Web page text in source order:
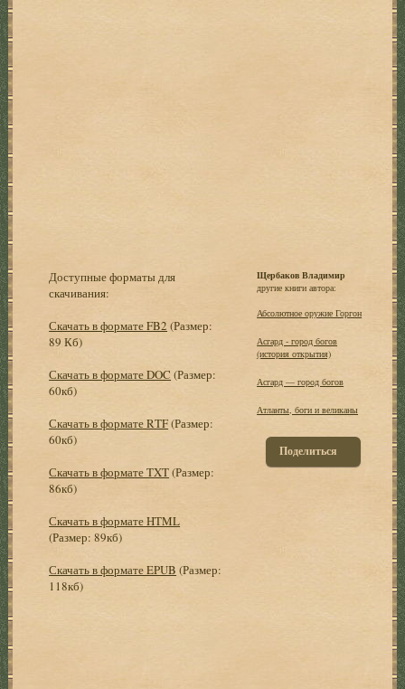
Доступные форматы для
скачивания:
Скачать в формате FB2 (Размер:
89 Кб)
Скачать в формате DOC (Размер:
60кб)
Скачать в формате RTF(Размер:
60кб)
Скачать в формате TXT(Размер:
86кб)
Скачать в формате HTML
(Размер: 89кб)
Скачать в формате EPUB (Размер:
118кб)
Щербаков Владимир
другие книги автора:
Абсолютное оружие Горгон
Асгард - город богов
(история открытия)
Асгард — город богов
Атланты, боги и великаны
Поделиться